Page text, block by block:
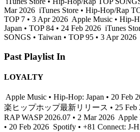
Mar 2026 iTunes Store • Hip-Hop/Rap
TOP 7 • 3 Apr 2026 Apple Music • Hip-
Japan • TOP 84 • 24 Feb 2026 iTunes
SONGS • Taiwan • TOP 95 • 3 Apr 2026
Past Playlist In
LOYALTY
Apple Music • Hip-Hop: Japan • 20 Feb
楽ヒップホップ最新リリース • 25 Feb
RAP WASP 2026.07 • 2 Mar 2026 Apple
• 20 Feb 2026 Spotify • +81 Connect: J-